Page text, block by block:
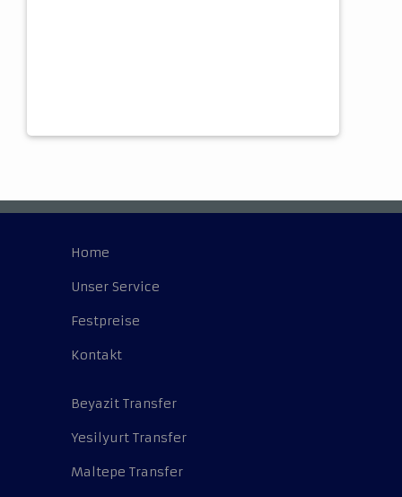
Home
Unser Service
Festpreise
Kontakt
Beyazit Transfer
Yesilyurt Transfer
Maltepe Transfer